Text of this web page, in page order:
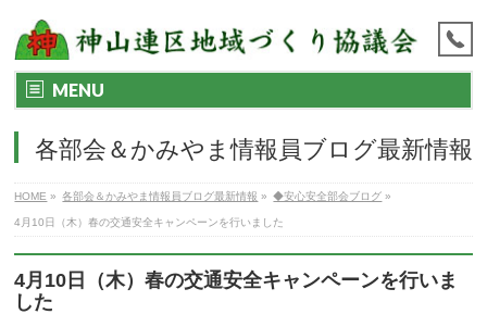
MENU
各部会＆かみやま情報員ブログ最新情報
HOME » 各部会＆かみやま情報員ブログ最新情報 » ◆安心安全部会ブログ »
4月10日（木）春の交通安全キャンペーンを行いました
4月10日（木）春の交通安全キャンペーンを行いま
した